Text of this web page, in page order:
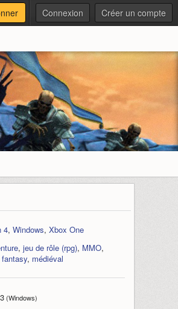
Connexion Créer un compte
4, Windows, Xbox One
, jeu de rôle (rpg), MMO,
fantasy, médiéval
(Windows)